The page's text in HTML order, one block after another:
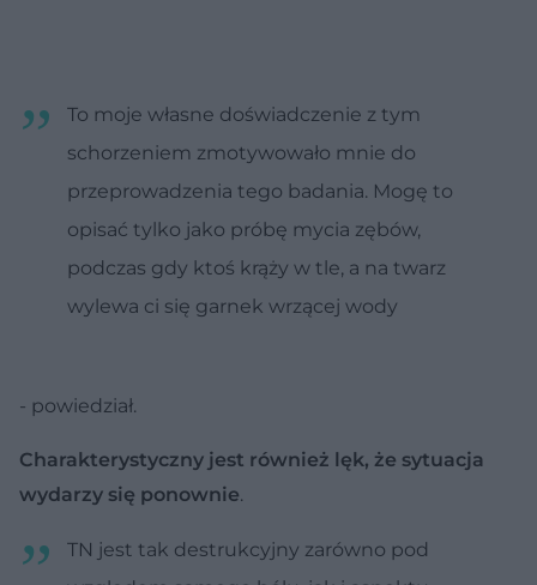
To moje własne doświadczenie z tym
schorzeniem zmotywowało mnie do
przeprowadzenia tego badania. Mogę to
opisać tylko jako próbę mycia zębów,
podczas gdy ktoś krąży w tle, a na twarz
wylewa ci się garnek wrzącej wody
- powiedział.
Charakterystyczny jest również lęk, że sytuacja
wydarzy się ponownie.
TN jest tak destrukcyjny zarówno pod